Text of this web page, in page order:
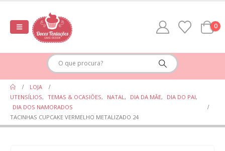
0
LOJA
UTENSÍLIOS, TEMAS & OCASIÕES, NATAL , DIA DA MÃE, DIA DO PAI,
DIA DOS NAMORADOS
TACINHAS CUPCAKE VERMELHO METALIZADO 24